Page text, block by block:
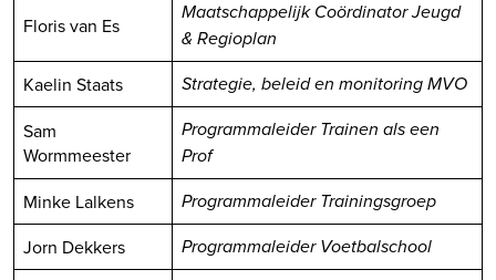
Floris van Es
Maatschappelijk Coördinator Jeugd
& Regioplan
Kaelin Staats Strategie, beleid en monitoring MVO
Sam
Wormmeester
Programmaleider Trainen als een
Prof
Minke Lalkens Programmaleider Trainingsgroep
Jorn Dekkers Programmaleider Voetbalschool